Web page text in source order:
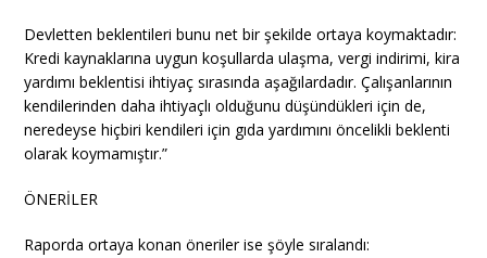
Devletten beklentileri bunu net bir şekilde ortaya koymaktadır:
Kredi kaynaklarına uygun koşullarda ulaşma, vergi indirimi, kira
yardımı beklentisi ihtiyaç sırasında aşağılardadır. Çalışanlarının
kendilerinden daha ihtiyaçlı olduğunu düşündükleri için de,
neredeyse hiçbiri kendileri için gıda yardımını öncelikli beklenti
olarak koymamıştır.”
ÖNERİLER
Raporda ortaya konan öneriler ise şöyle sıralandı: